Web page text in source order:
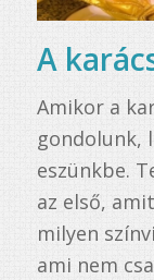
A
Amikor a
gondolunk,
eszünkbe.
az első,
milyen
ami nem